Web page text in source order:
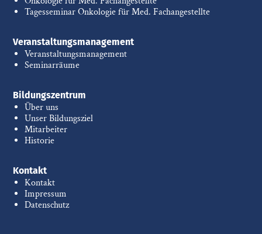
Tagesseminar Onkologie für Med. Fachangestellte
Veranstaltungsmanagement
Veranstaltungsmanagement
Seminarräume
Bildungszentrum
Über uns
Unser Bildungsziel
Mitarbeiter
Historie
Kontakt
Kontakt
Impressum
Datenschutz